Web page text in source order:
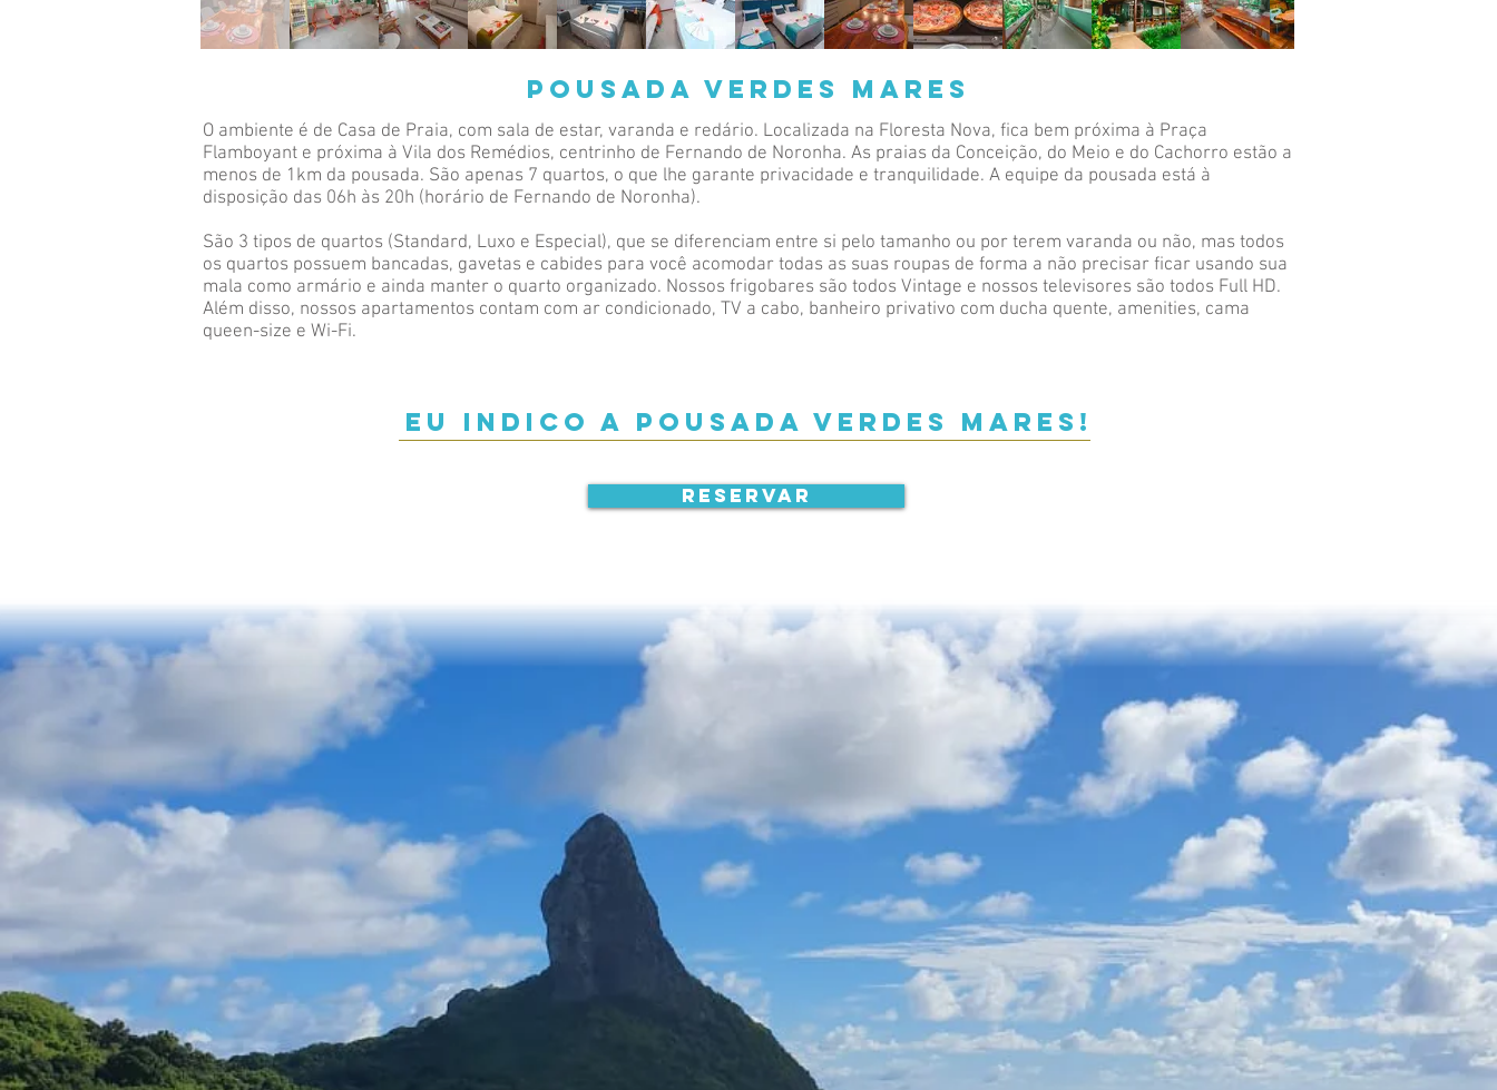
POUSADA VERDES MARES
O ambiente é de Casa de Praia, com sala de estar, varanda e redário. Localizada na Floresta Nova, fica bem próxima à Praça
Flamboyant e próxima à Vila dos Remédios, centrinho de Fernando de Noronha. As praias da Conceição, do Meio e do Cachorro estão a
menos de 1km da pousada. São apenas 7 quartos, o que lhe garante privacidade e tranquilidade. A equipe da pousada está à
disposição das 06h às 20h (horário de Fernando de Noronha).
São 3 tipos de quartos (Standard, Luxo e Especial), que se diferenciam entre si pelo tamanho ou por terem varanda ou não, mas todos
os quartos possuem bancadas, gavetas e cabides para você acomodar todas as suas roupas de forma a não precisar ficar usando sua
mala como armário e ainda manter o quarto organizado. Nossos frigobares são todos Vintage e nossos televisores são todos Full HD.
Além disso, nossos apartamentos contam com ar condicionado, TV a cabo, banheiro privativo com ducha quente, amenities, cama
queen-size e Wi-Fi.
Eu indico a pousada verdes mares!
RESERVAR